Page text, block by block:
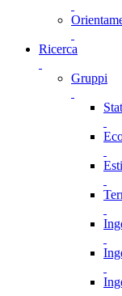
Ricerca
Gruppi